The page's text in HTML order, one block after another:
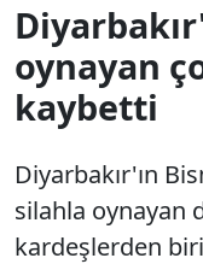
oynayan
kaybetti
Diyarbakır'ın
silahla oynayan
kardeşlerden